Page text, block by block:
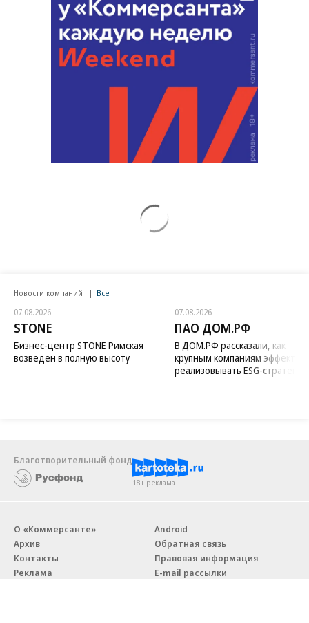
Новости компаний Все
07.08.2026
STONE
Бизнес-центр STONE Римская
возведен в полную высоту
07.08.2026
ПАО ДОМ.РФ
В ДОМ.РФ рассказали, как
крупным компаниям
реализовывать ESG-стратегию
Благотворительный фонд
18+ реклама
О «Коммерсанте»
Архив
Контакты
Реклама
Android
Обратная связь
Правовая информация
E-mail рассылки